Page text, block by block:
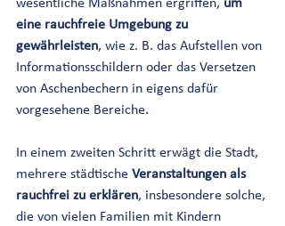
eine rauchfreie Umgebung zu
gewährleisten, wie z. B. das Aufstellen von
Informationsschildern oder das Versetzen
von Aschenbechern in eigens dafür
vorgesehene Bereiche.
In einem zweiten Schritt erwägt die Stadt,
mehrere städtische Veranstaltungen als
rauchfrei zu erklären, insbesondere solche,
die von vielen Familien mit Kindern